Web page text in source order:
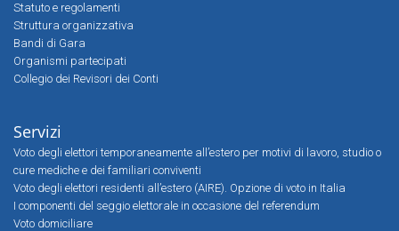
Statuto e regolamenti
Struttura organizzativa
Bandi di Gara
Organismi partecipati
Collegio dei Revisori dei Conti
Servizi
Voto degli elettori temporaneamente all’estero per motivi di lavoro, studio o
cure mediche e dei familiari conviventi
Voto degli elettori residenti all’estero (AIRE). Opzione di voto in Italia
I componenti del seggio elettorale in occasione del referendum
Voto domiciliare